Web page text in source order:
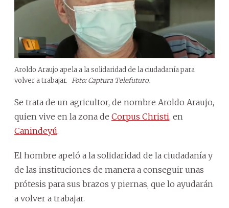
Aroldo Araujo apela a la solidaridad de la ciudadanía para
volver a trabajar. Foto: Captura Telefuturo.
Se trata de un agricultor, de nombre Aroldo Araujo,
quien vive en la zona de Corpus Christi, en
Canindeyú.
El hombre apeló a la solidaridad de la ciudadanía y
de las instituciones de manera a conseguir unas
prótesis para sus brazos y piernas, que lo ayudarán
a volver a trabajar.